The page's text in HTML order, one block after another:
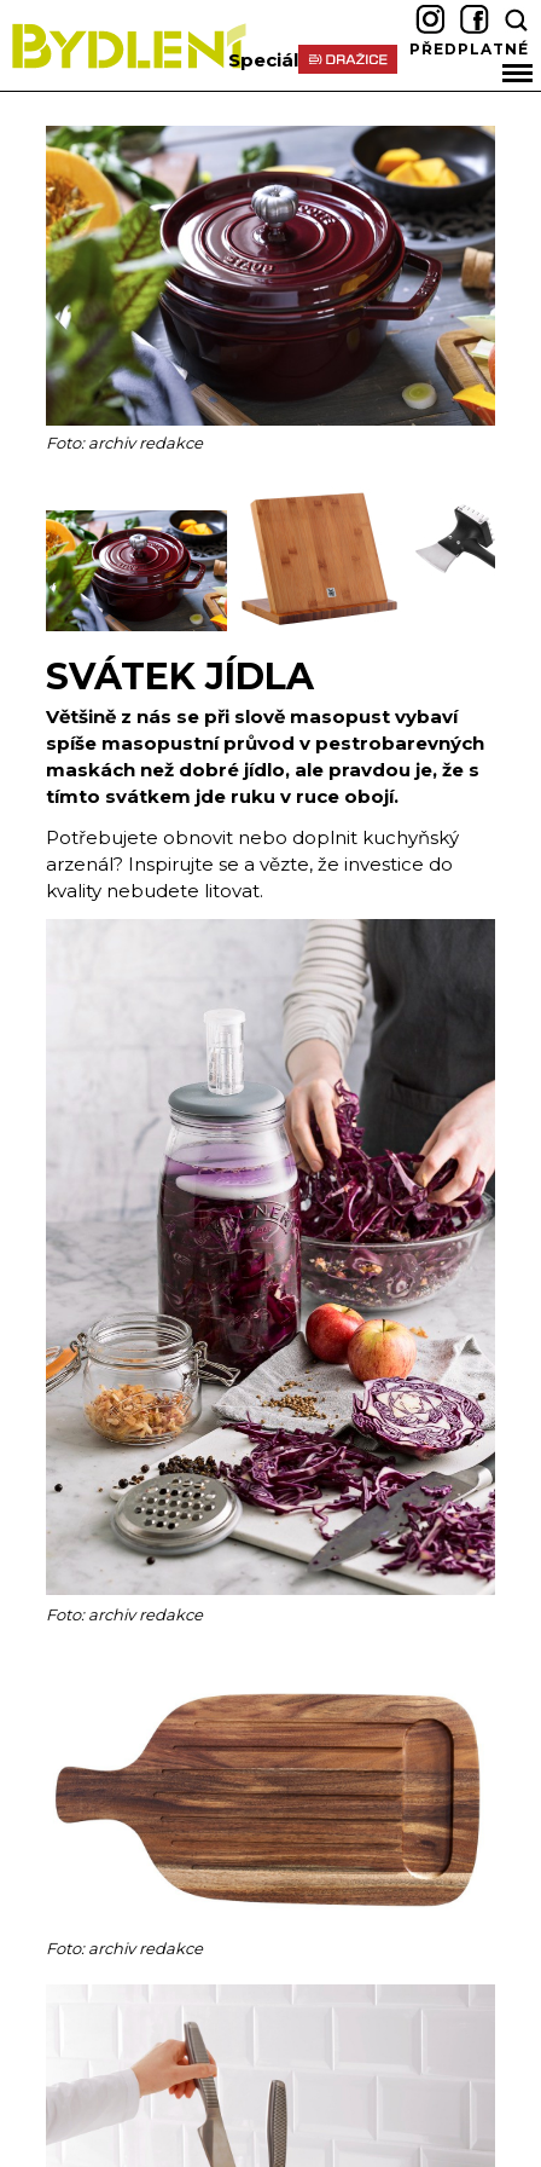
Speciál PŘEDPLATNÉ
Foto: archiv redakce
SVÁTEK JÍDLA
Většině z nás se při slově masopust vybaví
spíše masopustní průvod v pestrobarevných
maskách než dobré jídlo, ale pravdou je, že s
tímto svátkem jde ruku v ruce obojí.
Potřebujete obnovit nebo doplnit kuchyňský
arzenál? Inspirujte se a vězte, že investice do
kvality nebudete litovat.
Foto: archiv redakce
Foto: archiv redakce